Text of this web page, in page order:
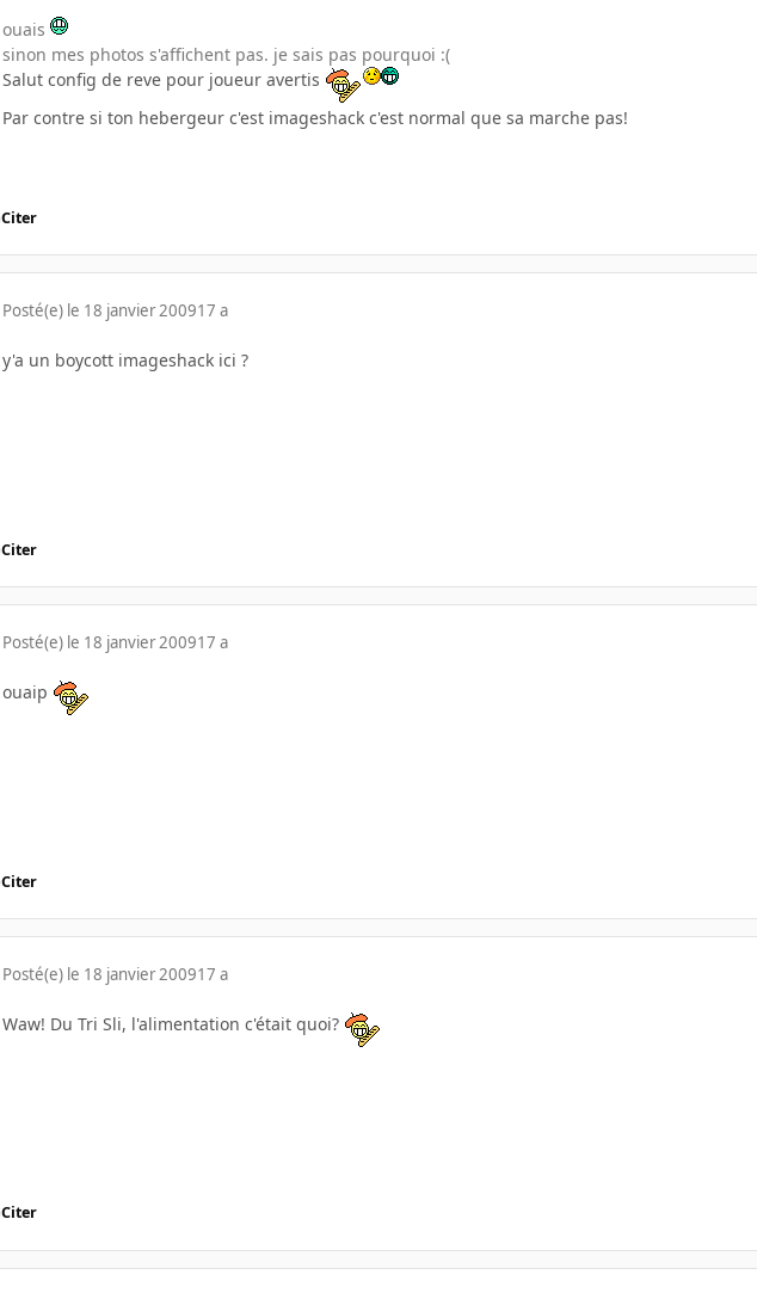
ouais
sinon mes photos s'affichent pas. je sais pas pourquoi :(
Salut config de reve pour joueur avertis
Par contre si ton hebergeur c'est imageshack c'est normal que sa marche pas!
Citer
Posté(e) le 18 janvier 200917 a
y'a un boycott imageshack ici ?
Citer
Posté(e) le 18 janvier 200917 a
ouaip
Citer
Posté(e) le 18 janvier 200917 a
Waw! Du Tri Sli, l'alimentation c'était quoi?
Citer